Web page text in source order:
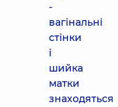
-
вагінальні
стінки
і
шийка
матки
знаходяться